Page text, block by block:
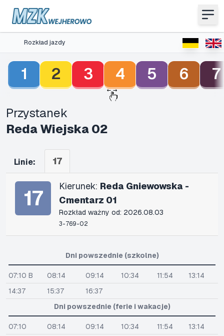
Rozkład jazdy
1 2 3 4 5 6 7
Przystanek
Reda Wiejska 02
Linie: 17
17 Kierunek: Reda Gniewowska -
Cmentarz 01
Rozkład ważny od: 2026.08.03
3-769-02
Dni powszednie (szkolne)
07:10 B 08:14 09:14 10:34 11:54
13:14
14:37
15:37
16:37
Dni powszednie (ferie i wakacje)
07:10 08:14 09:14 10:34 11:54
13:14